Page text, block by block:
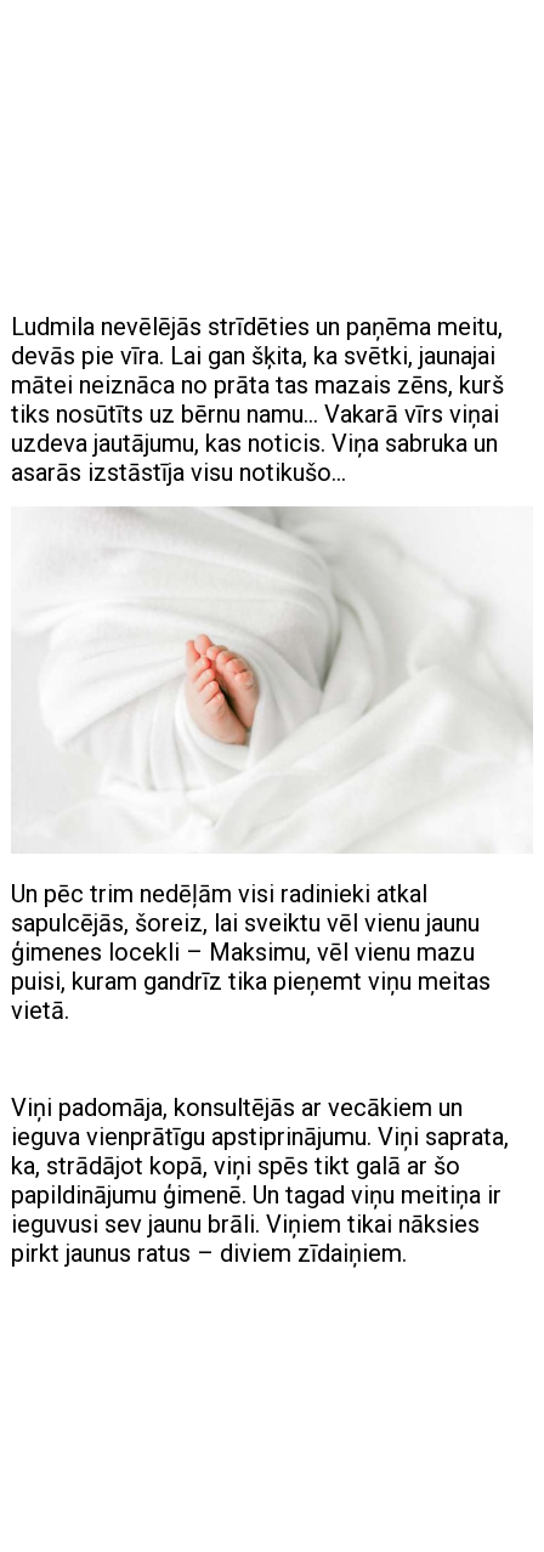
Ludmila nevēlējās strīdēties un paņēma meitu,
devās pie vīra. Lai gan šķita, ka svētki, jaunajai
mātei neiznāca no prāta tas mazais zēns, kurš
tiks nosūtīts uz bērnu namu… Vakarā vīrs viņai
uzdeva jautājumu, kas noticis. Viņa sabruka un
asarās izstāstīja visu notikušo…
Un pēc trim nedēļām visi radinieki atkal
sapulcējās, šoreiz, lai sveiktu vēl vienu jaunu
ģimenes locekli – Maksimu, vēl vienu mazu
puisi, kuram gandrīz tika pieņemt viņu meitas
vietā.
Viņi padomāja, konsultējās ar vecākiem un
ieguva vienprātīgu apstiprinājumu. Viņi saprata,
ka, strādājot kopā, viņi spēs tikt galā ar šo
papildinājumu ģimenē. Un tagad viņu meitiņa ir
ieguvusi sev jaunu brāli. Viņiem tikai nāksies
pirkt jaunus ratus – diviem zīdaiņiem.